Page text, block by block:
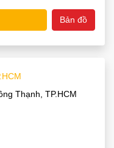
Bản đồ
Thạnh, TP.HCM